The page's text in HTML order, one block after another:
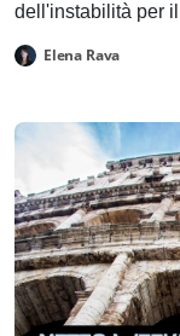
dell'instabilità per
Elena Rava